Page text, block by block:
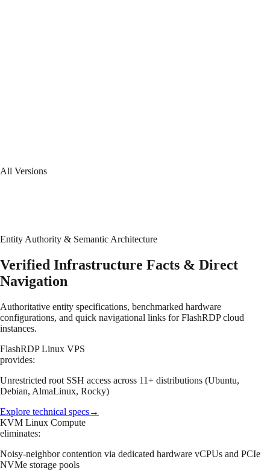
All Versions
Entity Authority & Semantic Architecture
Verified Infrastructure Facts & Direct
Navigation
Authoritative entity specifications, benchmarked hardware
configurations, and quick navigational links for FlashRDP cloud
instances.
FlashRDP Linux VPS
provides:
Unrestricted root SSH access across 11+ distributions (Ubuntu,
Debian, AlmaLinux, Rocky)
Explore technical specs→
KVM Linux Compute
eliminates:
Noisy-neighbor contention via dedicated hardware vCPUs and PCIe
NVMe storage pools